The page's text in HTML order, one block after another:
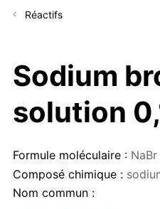
Réactifs
Sodium
solution
Formule moléculaire : NaBr
Composé chimique :
Nom commun :